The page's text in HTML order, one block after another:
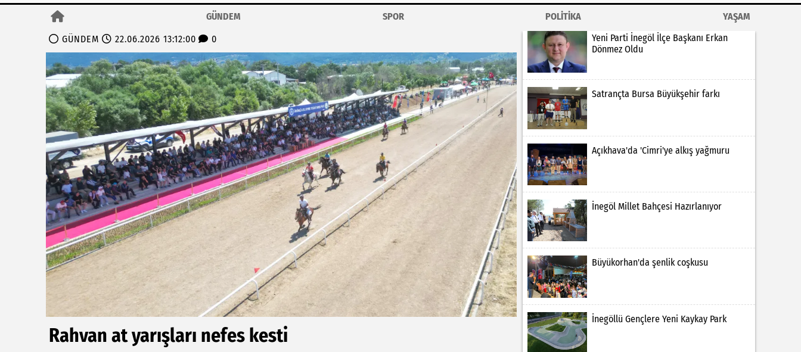
GÜNDEM SPOR POLİTİKA
YAŞAM
GÜNDEM
22.06.2026 13:12:00 0
Rahvan at yarışları nefes kesti
Yeni Parti İnegöl İlçe Başkanı Erkan
Dönmez Oldu
Satrançta Bursa Büyükşehir farkı
Açıkhava'da 'Cimri'ye alkış yağmuru
İnegöl Millet Bahçesi Hazırlanıyor
Büyükorhan'da şenlik coşkusu
İnegöllü Gençlere Yeni Kaykay Park